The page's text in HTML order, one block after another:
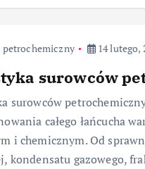
petrochemiczny 14 lutego,
surowców
surowców
całego łańcucha
i chemicznym. Od
kondensatu gazowego,